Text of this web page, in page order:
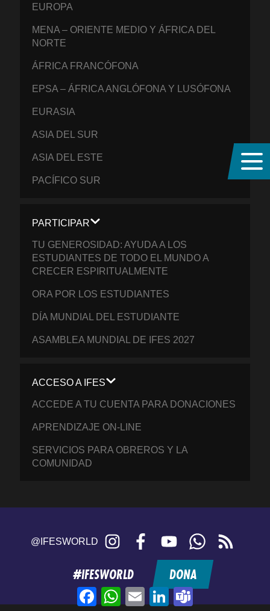
EUROPA
MENA – ORIENTE MEDIO Y ÁFRICA DEL
NORTE
ÁFRICA FRANCÓFONA
EPSA – ÁFRICA ANGLÓFONA Y LUSÓFONA
EURASIA
ASIA DEL SUR
ASIA DEL ESTE
PACÍFICO SUR
PARTICIPAR
TU GENEROSIDAD: AYUDA A LOS
ESTUDIANTES DE TODO EL MUNDO A
CRECER ESPIRITUALMENTE
ORA POR LOS ESTUDIANTES
DÍA MUNDIAL DEL ESTUDIANTE
ASAMBLEA MUNDIAL DE IFES 2027
ACCESO A IFES
ACCEDE A TU CUENTA PARA DONACIONES
APRENDIZAJE ON-LINE
SERVICIOS PARA OBREROS Y LA
COMUNIDAD
@IFESWORLD Instagram FacebookYouTubeWhatsApp
feed
#IFESWORLD DONA
FacebookWhatsAppEmailLinkedInTeams